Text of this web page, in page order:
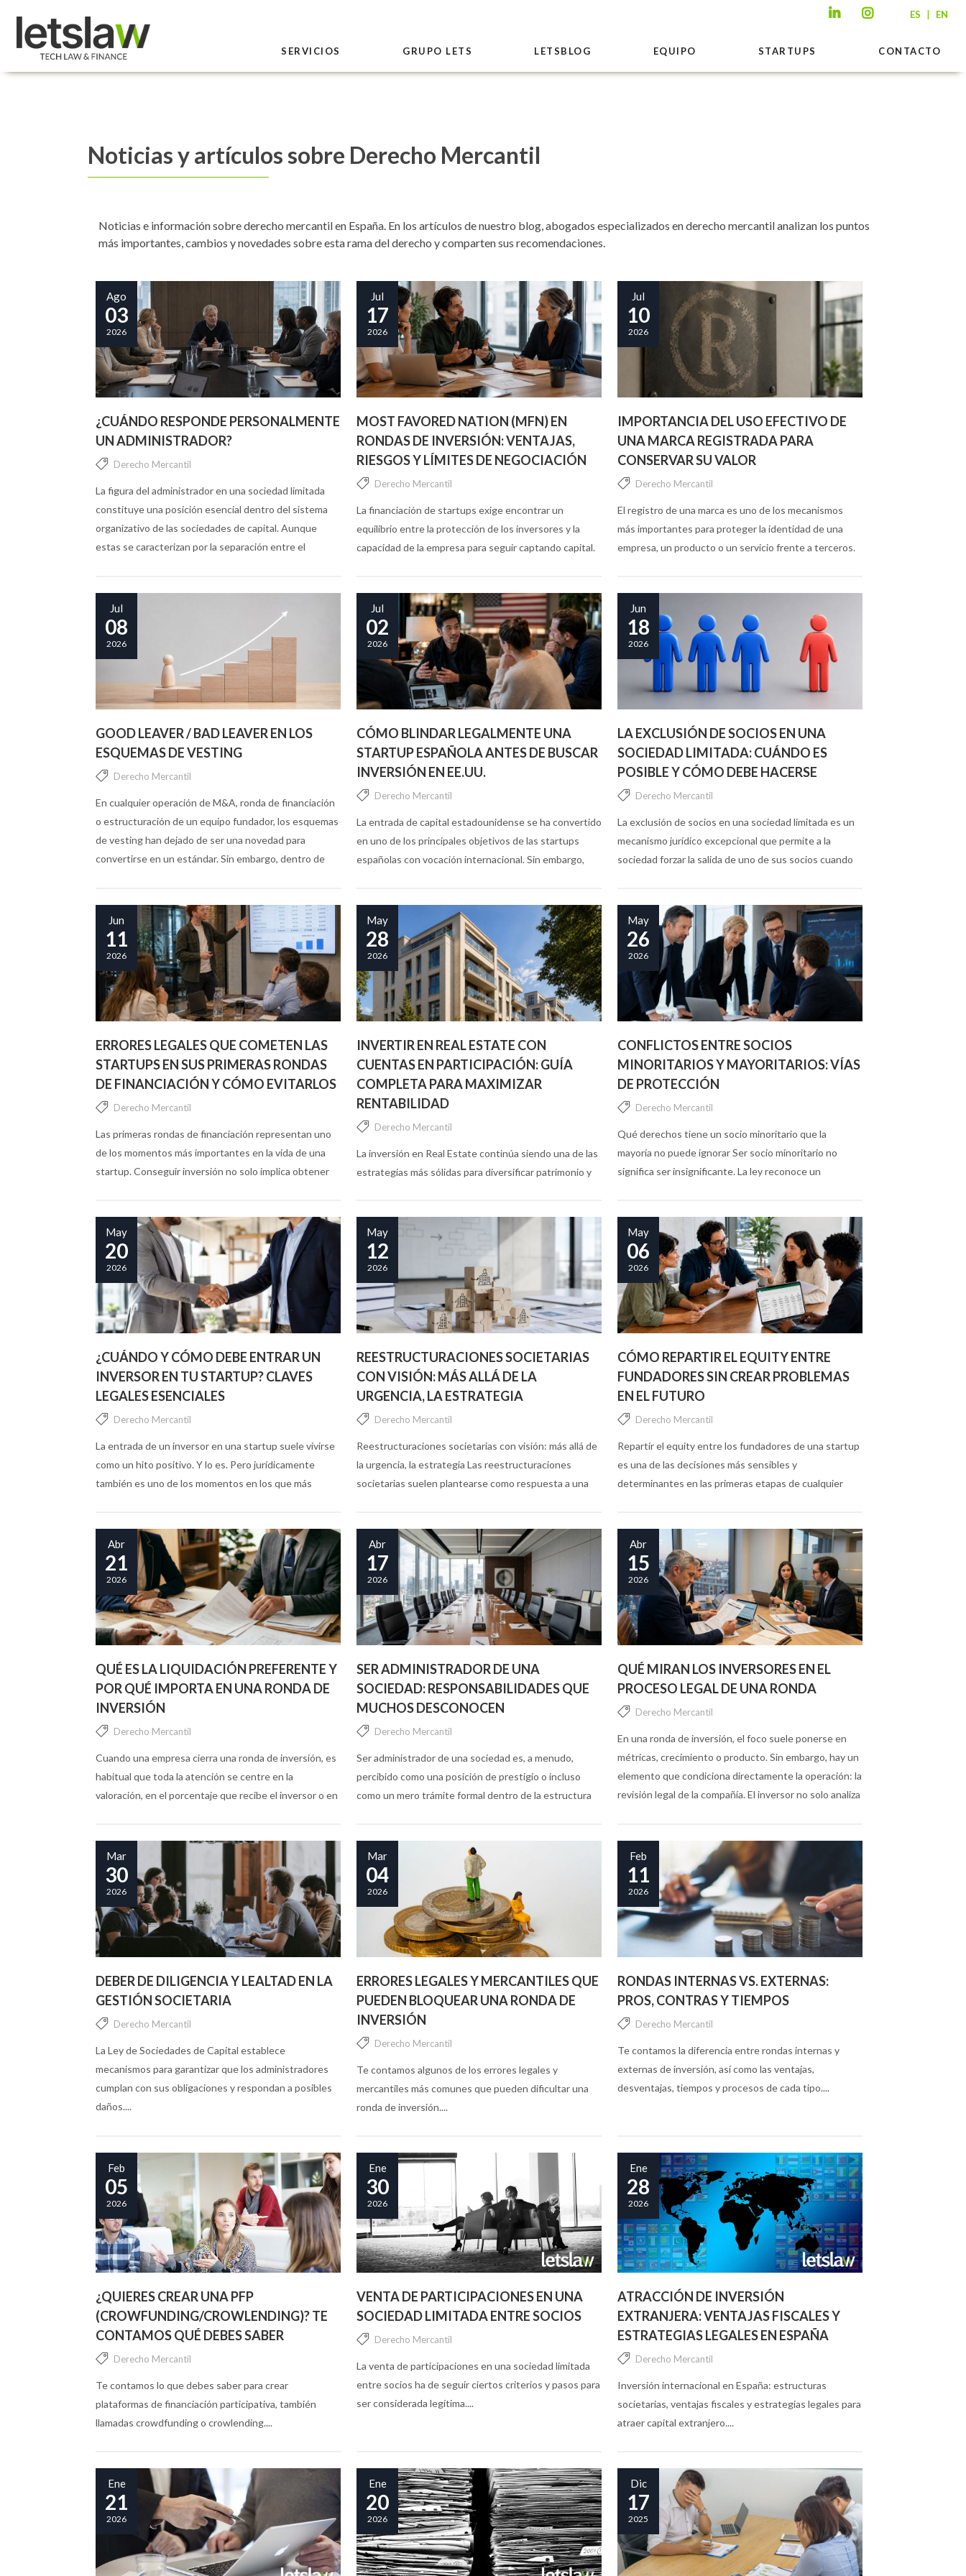
ES | EN
SERVICIOS GRUPO LETS LETSBLOG EQUIPO STARTUPS CONTACTO
Noticias y artículos sobre Derecho Mercantil
Noticias e información sobre derecho mercantil en España. En los artículos de nuestro blog, abogados especializados en derecho mercantil analizan los puntos
más importantes, cambios y novedades sobre esta rama del derecho y comparten sus recomendaciones.
Ago
03
2026
¿CUÁNDO RESPONDE PERSONALMENTE
UN ADMINISTRADOR?
Derecho Mercantil
La figura del administrador en una sociedad limitada
constituye una posición esencial dentro del sistema
organizativo de las sociedades de capital. Aunque
estas se caracterizan por la separación entre el
Jul
17
2026
MOST FAVORED NATION (MFN) EN
RONDAS DE INVERSIÓN: VENTAJAS,
RIESGOS Y LÍMITES DE NEGOCIACIÓN
Derecho Mercantil
La financiación de startups exige encontrar un
equilibrio entre la protección de los inversores y la
capacidad de la empresa para seguir captando capital.
Jul
10
2026
IMPORTANCIA DEL USO EFECTIVO DE
UNA MARCA REGISTRADA PARA
CONSERVAR SU VALOR
Derecho Mercantil
El registro de una marca es uno de los mecanismos
más importantes para proteger la identidad de una
empresa, un producto o un servicio frente a terceros.
Jul
08
2026
GOOD LEAVER / BAD LEAVER EN LOS
ESQUEMAS DE VESTING
Derecho Mercantil
En cualquier operación de M&A, ronda de financiación
o estructuración de un equipo fundador, los esquemas
de vesting han dejado de ser una novedad para
convertirse en un estándar. Sin embargo, dentro de
Jul
02
2026
CÓMO BLINDAR LEGALMENTE UNA
STARTUP ESPAÑOLA ANTES DE BUSCAR
INVERSIÓN EN EE.UU.
Derecho Mercantil
La entrada de capital estadounidense se ha convertido
en uno de los principales objetivos de las startups
españolas con vocación internacional. Sin embargo,
Jun
18
2026
LA EXCLUSIÓN DE SOCIOS EN UNA
SOCIEDAD LIMITADA: CUÁNDO ES
POSIBLE Y CÓMO DEBE HACERSE
Derecho Mercantil
La exclusión de socios en una sociedad limitada es un
mecanismo jurídico excepcional que permite a la
sociedad forzar la salida de uno de sus socios cuando
Jun
11
2026
ERRORES LEGALES QUE COMETEN LAS
STARTUPS EN SUS PRIMERAS RONDAS
DE FINANCIACIÓN Y CÓMO EVITARLOS
Derecho Mercantil
Las primeras rondas de financiación representan uno
de los momentos más importantes en la vida de una
startup. Conseguir inversión no solo implica obtener
May
28
2026
INVERTIR EN REAL ESTATE CON
CUENTAS EN PARTICIPACIÓN: GUÍA
COMPLETA PARA MAXIMIZAR
RENTABILIDAD
Derecho Mercantil
La inversión en Real Estate continúa siendo una de las
estrategias más sólidas para diversificar patrimonio y
vez más...
May
26
2026
CONFLICTOS ENTRE SOCIOS
MINORITARIOS Y MAYORITARIOS: VÍAS
DE PROTECCIÓN
Derecho Mercantil
Qué derechos tiene un socio minoritario que la
mayoría no puede ignorar Ser socio minoritario no
significa ser insignificante. La ley reconoce un
May
20
2026
¿CUÁNDO Y CÓMO DEBE ENTRAR UN
INVERSOR EN TU STARTUP? CLAVES
LEGALES ESENCIALES
Derecho Mercantil
La entrada de un inversor en una startup suele vivirse
como un hito positivo. Y lo es. Pero jurídicamente
también es uno de los momentos en los que más
May
12
2026
REESTRUCTURACIONES SOCIETARIAS
CON VISIÓN: MÁS ALLÁ DE LA
URGENCIA, LA ESTRATEGIA
Derecho Mercantil
Reestructuraciones societarias con visión: más allá de
la urgencia, la estrategia Las reestructuraciones
societarias suelen plantearse como respuesta a una
interna...
May
06
2026
CÓMO REPARTIR EL EQUITY ENTRE
FUNDADORES SIN CREAR PROBLEMAS
EN EL FUTURO
Derecho Mercantil
Repartir el equity entre los fundadores de una startup
es una de las decisiones más sensibles y
determinantes en las primeras etapas de cualquier
Abr
21
2026
QUÉ ES LA LIQUIDACIÓN PREFERENTE Y
POR QUÉ IMPORTA EN UNA RONDA DE
INVERSIÓN
Derecho Mercantil
Cuando una empresa cierra una ronda de inversión, es
habitual que toda la atención se centre en la
valoración, en el porcentaje que recibe el inversor o en
Abr
17
2026
SER ADMINISTRADOR DE UNA
SOCIEDAD: RESPONSABILIDADES QUE
MUCHOS DESCONOCEN
Derecho Mercantil
Ser administrador de una sociedad es, a menudo,
percibido como una posición de prestigio o incluso
como un mero trámite formal dentro de la estructura
Abr
15
2026
QUÉ MIRAN LOS INVERSORES EN EL
PROCESO LEGAL DE UNA RONDA
Derecho Mercantil
En una ronda de inversión, el foco suele ponerse en
métricas, crecimiento o producto. Sin embargo, hay un
elemento que condiciona directamente la operación: la
revisión legal de la compañía. El inversor no solo analiza
Mar
30
2026
DEBER DE DILIGENCIA Y LEALTAD EN LA
GESTIÓN SOCIETARIA
Derecho Mercantil
La Ley de Sociedades de Capital establece
mecanismos para garantizar que los administradores
cumplan con sus obligaciones y respondan a posibles
daños....
Mar
04
2026
ERRORES LEGALES Y MERCANTILES QUE
PUEDEN BLOQUEAR UNA RONDA DE
INVERSIÓN
Derecho Mercantil
Te contamos algunos de los errores legales y
mercantiles más comunes que pueden dificultar una
ronda de inversión....
Feb
11
2026
RONDAS INTERNAS VS. EXTERNAS:
PROS, CONTRAS Y TIEMPOS
Derecho Mercantil
Te contamos la diferencia entre rondas internas y
externas de inversión, así como las ventajas,
desventajas, tiempos y procesos de cada tipo....
Feb
05
2026
¿QUIERES CREAR UNA PFP
(CROWFUNDING/CROWLENDING)? TE
CONTAMOS QUÉ DEBES SABER
Derecho Mercantil
Te contamos lo que debes saber para crear
plataformas de financiación participativa, también
llamadas crowdfunding o crowlending....
Ene
30
2026
VENTA DE PARTICIPACIONES EN UNA
SOCIEDAD LIMITADA ENTRE SOCIOS
Derecho Mercantil
La venta de participaciones en una sociedad limitada
entre socios ha de seguir ciertos criterios y pasos para
ser considerada legítima....
Ene
28
2026
ATRACCIÓN DE INVERSIÓN
EXTRANJERA: VENTAJAS FISCALES Y
ESTRATEGIAS LEGALES EN ESPAÑA
Derecho Mercantil
Inversión internacional en España: estructuras
societarias, ventajas fiscales y estrategias legales para
atraer capital extranjero....
Ene
21
2026
Ene
20
2026
Dic
17
2025